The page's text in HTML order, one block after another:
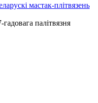
мастак-плітвязень
палітвязня